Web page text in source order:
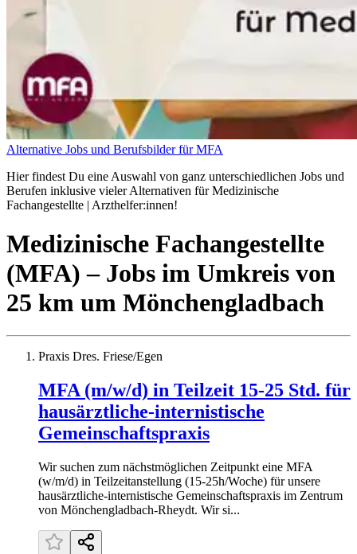
Alternative Jobs und Berufsbilder für MFA
Hier findest Du eine Auswahl von ganz unterschiedlichen Jobs und
Berufen inklusive vieler Alternativen für Medizinische
Fachangestellte | Arzthelfer:innen!
Medizinische Fachangestellte
(MFA) – Jobs im Umkreis von
25 km um Mönchengladbach
Praxis Dres. Friese/Egen
MFA (m/w/d) in Teilzeit 15-25 Std. für
hausärztliche-internistische
Gemeinschaftspraxis
Wir suchen zum nächstmöglichen Zeitpunkt eine MFA
(w/m/d) in Teilzeitanstellung (15-25h/Woche) für unsere
hausärztliche-internistische Gemeinschaftspraxis im Zentrum
von Mönchengladbach-Rheydt. Wir si...